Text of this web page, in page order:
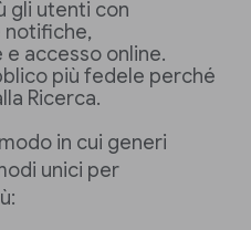
gli utenti con
notifiche,
accesso online.
più fedele perché
Ricerca.
in cui generi
unici per